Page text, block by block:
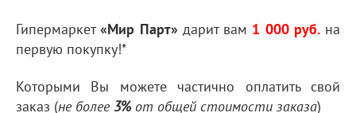
Гипермаркет«Мир Парт» дарит вам 1 000 руб.на
первую покупку!*
Которыми Вы можете частично оплатить свой
заказ (не более3% от общей стоимости заказа)